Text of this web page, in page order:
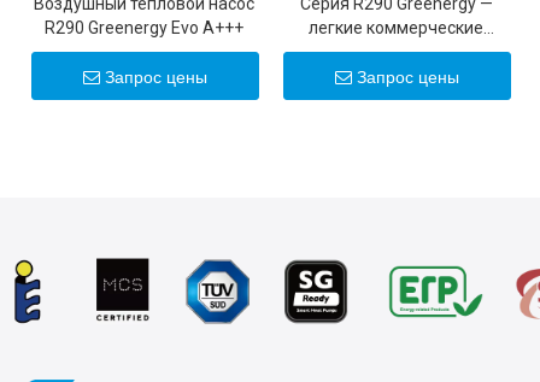
R290 Greenergy Evo A+++
Запрос цены
легкие коммерческие
инверторные тепловые
насосы 25 кВт/30 кВт
Запрос цены